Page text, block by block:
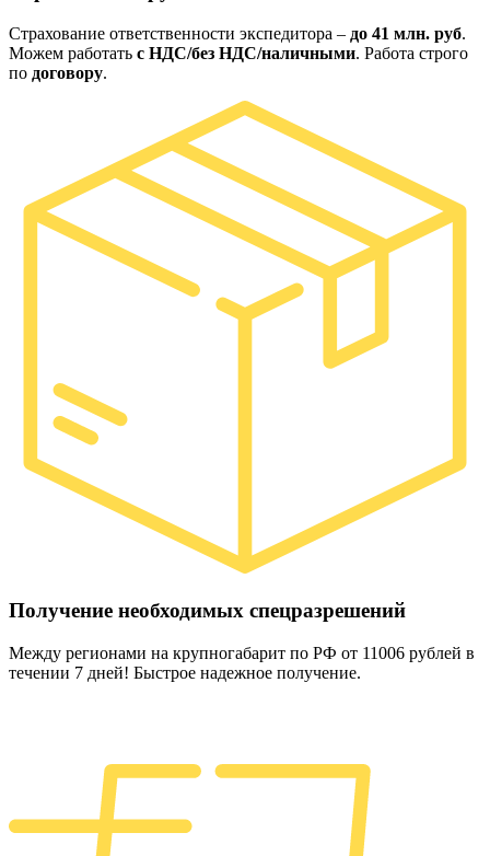
Страхование ответственности экспедитора – до 41 млн. руб.
Можем работать с НДС/без НДС/наличными. Работа строго
по договору.
Получение необходимых спецразрешений
Между регионами на крупногабарит по РФ от 11006 рублей в
течении 7 дней! Быстрое надежное получение.